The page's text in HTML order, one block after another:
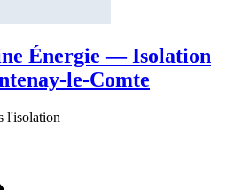
Énergie — Isolation
le-Comte
l'isolation